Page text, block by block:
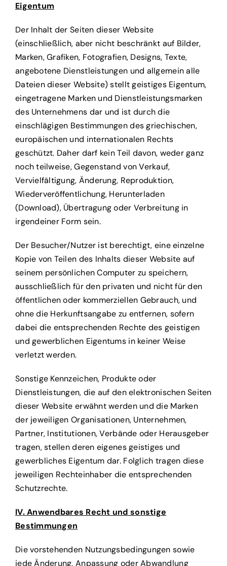
Eigentum
Der Inhalt der Seiten dieser Website
(einschließlich, aber nicht beschränkt auf Bilder,
Marken, Grafiken, Fotografien, Designs, Texte,
angebotene Dienstleistungen und allgemein alle
Dateien dieser Website) stellt geistiges Eigentum,
eingetragene Marken und Dienstleistungsmarken
des Unternehmens dar und ist durch die
einschlägigen Bestimmungen des griechischen,
europäischen und internationalen Rechts
geschützt. Daher darf kein Teil davon, weder ganz
noch teilweise, Gegenstand von Verkauf,
Vervielfältigung, Änderung, Reproduktion,
Wiederveröffentlichung, Herunterladen
(Download), Übertragung oder Verbreitung in
irgendeiner Form sein.
Der Besucher/Nutzer ist berechtigt, eine einzelne
Kopie von Teilen des Inhalts dieser Website auf
seinem persönlichen Computer zu speichern,
ausschließlich für den privaten und nicht für den
öffentlichen oder kommerziellen Gebrauch, und
ohne die Herkunftsangabe zu entfernen, sofern
dabei die entsprechenden Rechte des geistigen
und gewerblichen Eigentums in keiner Weise
verletzt werden.
Sonstige Kennzeichen, Produkte oder
Dienstleistungen, die auf den elektronischen Seiten
dieser Website erwähnt werden und die Marken
der jeweiligen Organisationen, Unternehmen,
Partner, Institutionen, Verbände oder Herausgeber
tragen, stellen deren eigenes geistiges und
gewerbliches Eigentum dar. Folglich tragen diese
jeweiligen Rechteinhaber die entsprechenden
Schutzrechte.
IV. Anwendbares Recht und sonstige
Bestimmungen
Die vorstehenden Nutzungsbedingungen sowie
jede Änderung, Anpassung oder Abwandlung